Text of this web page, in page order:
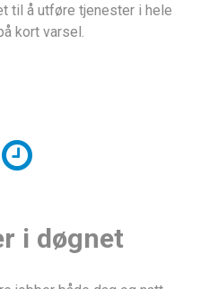
til å utføre tjenester i hele
kort varsel.
i døgnet